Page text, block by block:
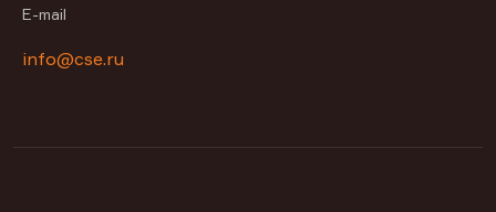
E-mail
info@cse.ru